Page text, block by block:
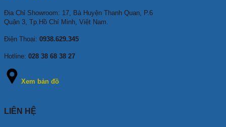
Địa Chỉ Showroom: 17, Bà Huyện Thanh Quan, P.6
Quận 3, Tp.Hồ Chí Minh, Việt Nam.
Điện Thoại: 0938.629.345
Hotline: 028 38 68 38 27
Xem bản đồ
LIÊN HỆ